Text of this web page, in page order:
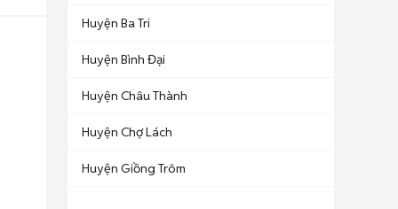
Huyện Ba Tri
Huyện Bình Đại
Huyện Châu Thành
Huyện Chợ Lách
Huyện Giồng Trôm